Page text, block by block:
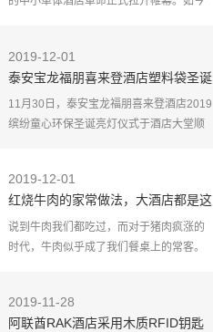
展所取得的成果。
2019-12-01
泰安宝龙福朋喜来登酒店塑料袋圣诞
树于泰城点亮 环保不止这一步
11月30日，泰安宝龙福朋喜来登酒店2019
缤纷童心环保圣诞亮灯仪式于酒店大堂顺
料袋、旧纸箱、旧
2019-12-01
红烧牛肉的家常做法，大酒店都是这
个配方，出锅非常可口入味
说到牛肉我们都吃过，而对于猪肉疯涨的
时代，牛肉似乎成了我们餐桌上的常客。
格差不多了，不如
2019-11-28
阿联酋RAK酒店采用木质RFID钥匙